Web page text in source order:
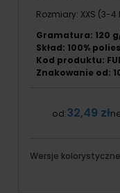
Rozmiary: XXS (3-
Gramatura: 120
Skład: 100%
Kod produktu:
Znakowanie od:
od:32,49 zł
Wersje kolorystyczne